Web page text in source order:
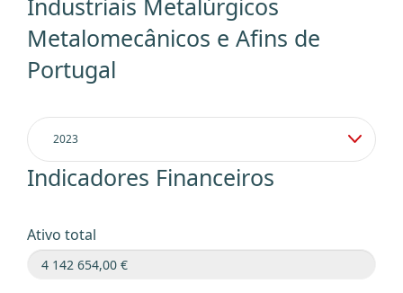
Industriais Metalúrgicos
Metalomecânicos e Afins de
Portugal
Indicadores Financeiros
Ativo total